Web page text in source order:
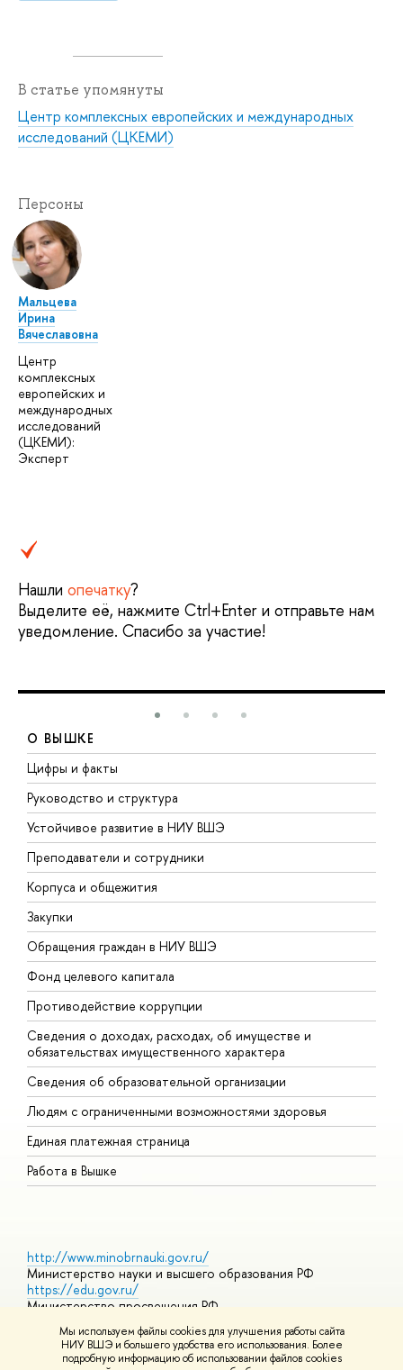
Мы используем файлы cookies для улучшения работы сайта
НИУ ВШЭ и большего удобства его использования. Более
подробную информацию об использовании файлов cookies
В статье упомянуты
Центр комплексных европейских и международных
исследований (ЦКЕМИ)
Персоны
Мальцева
Ирина
Вячеславовна
Центр
комплексных
европейских и
международных
исследований
(ЦКЕМИ):
Эксперт
Нашли опечатку?
Выделите её, нажмите Ctrl+Enter и отправьте нам
уведомление. Спасибо за участие!
О ВЫШКЕ
Цифры и факты
Руководство и структура
Устойчивое развитие в НИУ ВШЭ
Преподаватели и сотрудники
Корпуса и общежития
Закупки
Обращения граждан в НИУ ВШЭ
Фонд целевого капитала
Противодействие коррупции
Сведения о доходах, расходах, об имуществе и
обязательствах имущественного характера
Сведения об образовательной организации
Людям с ограниченными возможностями здоровья
Единая платежная страница
Работа в Вышке
http://www.minobrnauki.gov.ru/
Министерство науки и высшего образования РФ
https://edu.gov.ru/
Министерство просвещения РФ
https://elearning.hse.ru/mooc
Массовые открытые онлайн-курсы